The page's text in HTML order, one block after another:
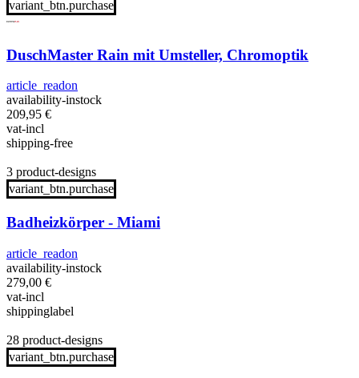
variant_btn.purchase
DuschMaster Rain mit Umsteller, Chromoptik
article_readon
availability-instock
209,95 €
vat-incl
shipping-free
3 product-designs
variant_btn.purchase
Badheizkörper - Miami
article_readon
availability-instock
279,00 €
vat-incl
shippinglabel
28 product-designs
variant_btn.purchase